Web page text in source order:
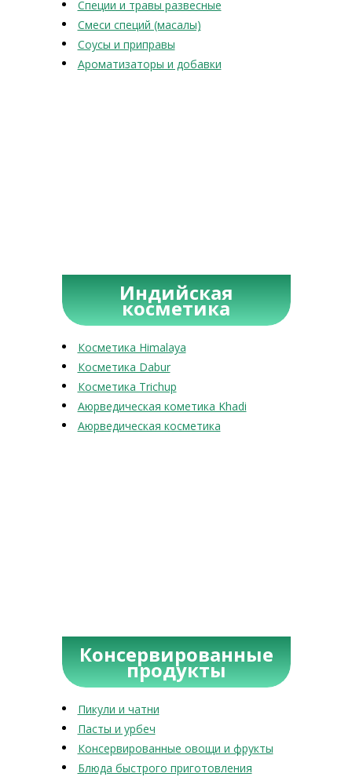
Специи и травы развесные
Смеси специй (масалы)
Соусы и приправы
Ароматизаторы и добавки
Индийская
косметика
Косметика Himalaya
Косметика Dabur
Косметика Trichup
Аюрведическая кометика Khadi
Аюрведическая косметика
Консервированные
продукты
Пикули и чатни
Пасты и урбеч
Консервированные овощи и фрукты
Блюда быстрого приготовления